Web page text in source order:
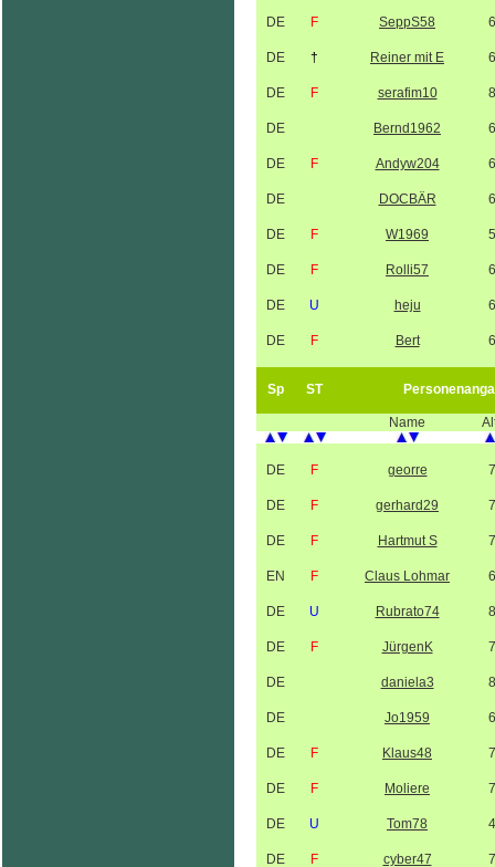
DE F SeppS58
DE † Reiner mit E
DE F serafim10
DE Bernd1962
DE F Andyw204
DE DOCBÄR
DE F W1969
DE F Rolli57
DE U heju
DE F Bert
Sp ST
Name
DE F georre
DE F gerhard29
DE F Hartmut S
EN F Claus Lohmar
DE U Rubrato74
DE F JürgenK
DE daniela3
DE Jo1959
DE F Klaus48
DE F Moliere
DE U Tom78
DE F cyber47